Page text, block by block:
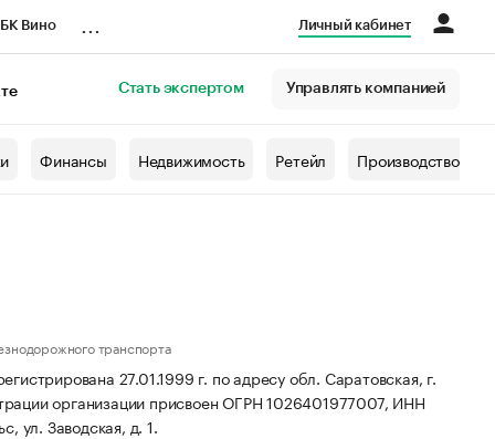
Вино Личный кабинет
Стать экспертом Управлять компанией
Финансы Недвижимость Ретейл Производство
транспорта
27.01.1999 г. по адресу обл. Саратовская, г.
организации присвоен ОГРН 1026401977007, ИНН
ул. Заводская, д. 1.